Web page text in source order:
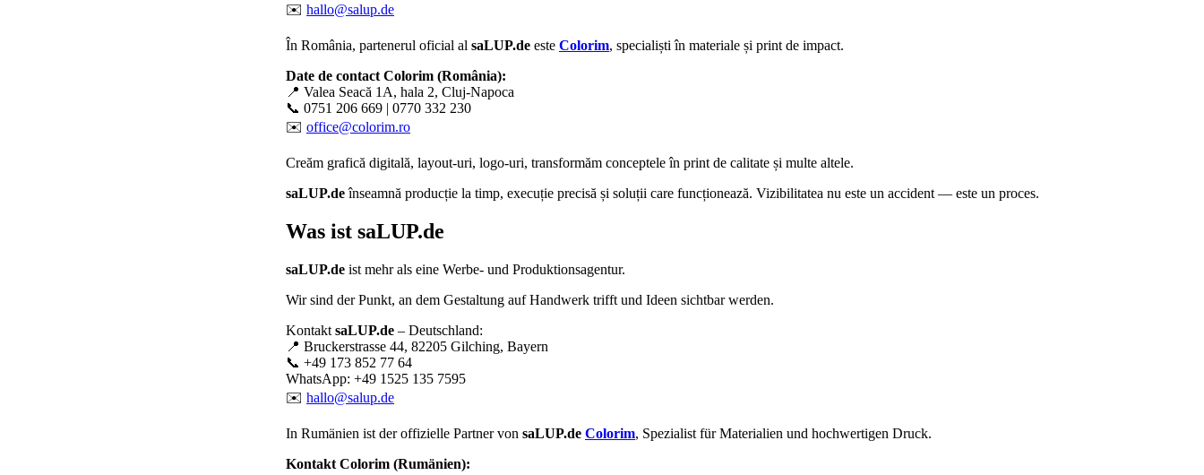
✉️ hallo@salup.de
În România, partenerul oficial al saLUP.de este Colorim, specialiști în materiale și print de impact.
Date de contact Colorim (România):
📍 Valea Seacă 1A, hala 2, Cluj-Napoca
📞 0751 206 669 | 0770 332 230
✉️ office@colorim.ro
Creăm grafică digitală, layout-uri, logo-uri, transformăm conceptele în print de calitate și multe altele.
saLUP.deînseamnă producție la timp, execuție precisă și soluții care funcționează. Vizibilitatea nu este un accident — este un proces.
Was ist saLUP.de
saLUP.de ist mehr als eine Werbe- und Produktionsagentur.
Wir sind der Punkt, an dem Gestaltung auf Handwerk trifft und Ideen sichtbar werden.
Kontakt saLUP.de – Deutschland:
📍 Bruckerstrasse 44, 82205 Gilching, Bayern
📞 +49 173 852 77 64
WhatsApp: +49 1525 135 7595
✉️ hallo@salup.de
In Rumänien ist der offizielle Partner von saLUP.de Colorim, Spezialist für Materialien und hochwertigen Druck.
Kontakt Colorim (Rumänien):